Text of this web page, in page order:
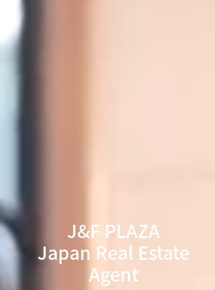
J&F PLAZA
Japan Real Estate
Agent